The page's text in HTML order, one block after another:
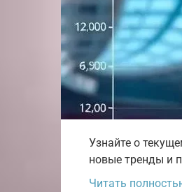
Узнайте о
новые тренды и
Читать